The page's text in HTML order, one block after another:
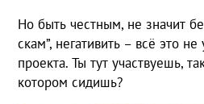
Но быть честным, не значит
скам”, негативить – всё это
проекта. Ты тут участвуешь,
котором сидишь?